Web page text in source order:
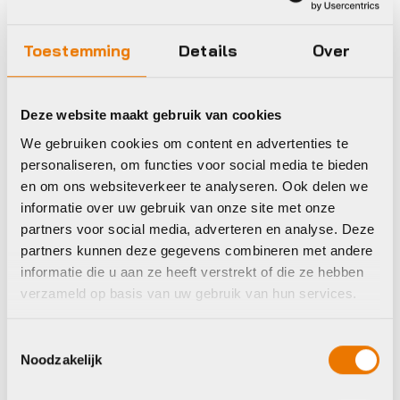
Toestemming Details Over
Deze website maakt gebruik van cookies
We gebruiken cookies om content en advertenties te
personaliseren, om functies voor social media te bieden
en om ons websiteverkeer te analyseren. Ook delen we
informatie over uw gebruik van onze site met onze
partners voor social media, adverteren en analyse. Deze
partners kunnen deze gegevens combineren met andere
informatie die u aan ze heeft verstrekt of die ze hebben
verzameld op basis van uw gebruik van hun services.
Noodzakelijk
MATT BLACK
€14,95
Op voorraad in winkel
BBB BBC-81
Bagage Rek
BBB BBB